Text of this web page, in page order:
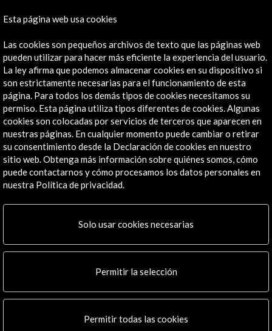
Cabello /Carceller. Borrador para una exposición sin
título (Cap. III)
Esta página web usa cookies
Las cookies son pequeños archivos de texto que las páginas web
pueden utilizar para hacer más eficiente la experiencia del usuario.
La ley afirma que podemos almacenar cookies en su dispositivo si
son estrictamente necesarias para el funcionamiento de esta
página. Para todos los demás tipos de cookies necesitamos su
permiso. Esta página utiliza tipos diferentes de cookies. Algunas
cookies son colocadas por servicios de terceros que aparecen en
nuestras páginas. En cualquier momento puede cambiar o retirar
su consentimiento desde la Declaración de cookies en nuestro
sitio web. Obtenga más información sobre quiénes somos, cómo
puede contactarnos y cómo procesamos los datos personales en
nuestra Política de privacidad.
Solo usar cookies necesarias
Permitir la selección
Permitir todas las cookies